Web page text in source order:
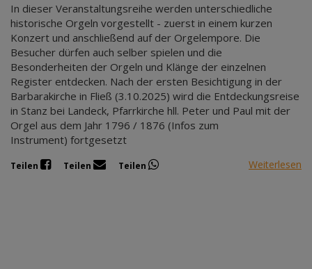
In dieser Veranstaltungsreihe werden unterschiedliche
historische Orgeln vorgestellt - zuerst in einem kurzen
Konzert und anschließend auf der Orgelempore. Die
Besucher dürfen auch selber spielen und die
Besonderheiten der Orgeln und Klänge der einzelnen
Register entdecken. Nach der ersten Besichtigung in der
Barbarakirche in Fließ (3.10.2025) wird die Entdeckungsreise
in Stanz bei Landeck, Pfarrkirche hll. Peter und Paul mit der
Orgel aus dem Jahr 1796 / 1876 (Infos zum
Instrument) fortgesetzt
Teilen Teilen Teilen Weiterlesen